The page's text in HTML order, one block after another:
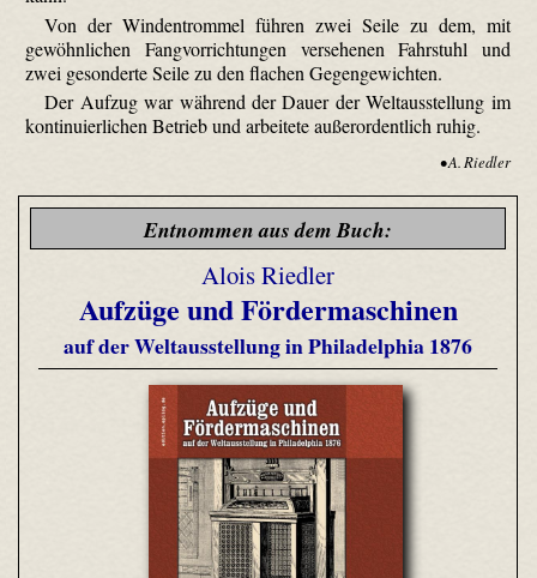
Von der Windentrommel führen zwei Seile zu dem, mit
gewöhnlichen Fangvorrichtungen versehenen Fahrstuhl und
zwei gesonderte Seile zu den flachen Gegengewichten.
Der Aufzug war während der Dauer der Weltausstellung im
kontinuierlichen Betrieb und arbeitete außerordentlich ruhig.
• A. Riedler
Entnommen aus dem Buch:
Alois Riedler
Aufzüge und Fördermaschinen
auf der Weltausstellung in Philadelphia 1876